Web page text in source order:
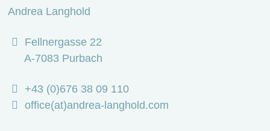
Andrea Langhold
Fellnergasse 22
A-7083 Purbach
+43 (0)676 38 09 110
office(at)andrea-langhold.com